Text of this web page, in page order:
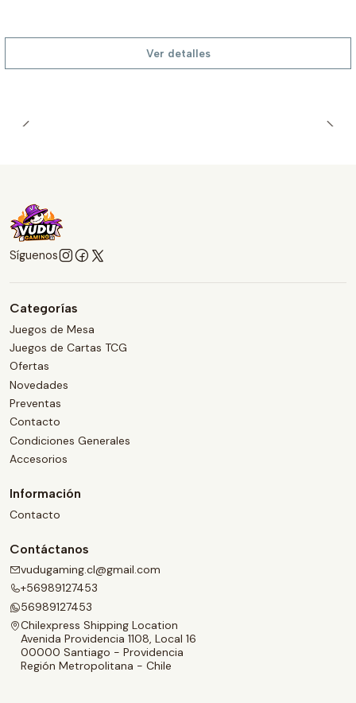
Ver detalles
Síguenos
Categorías
Juegos de Mesa
Juegos de Cartas TCG
Ofertas
Novedades
Preventas
Contacto
Condiciones Generales
Accesorios
Información
Contacto
Contáctanos
vudugaming.cl@gmail.com
+56989127453
56989127453
Chilexpress Shipping Location
Avenida Providencia 1108, Local 16
00000 Santiago - Providencia
Región Metropolitana - Chile